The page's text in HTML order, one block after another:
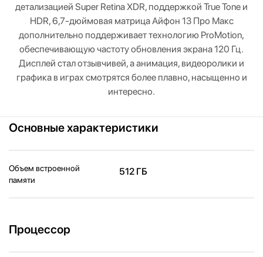
детализацией Super Retina XDR, поддержкой True Tone и
HDR, 6,7-дюймовая матрица Айфон 13 Про Макс
дополнительно поддерживает технологию ProMotion,
обеспечивающую частоту обновления экрана 120 Гц.
Дисплей стал отзывчивей, а анимация, видеоролики и
графика в играх смотрятся более плавно, насыщенно и
интересно.
Основные характеристики
Объем встроенной
памяти
512 ГБ
Процессор